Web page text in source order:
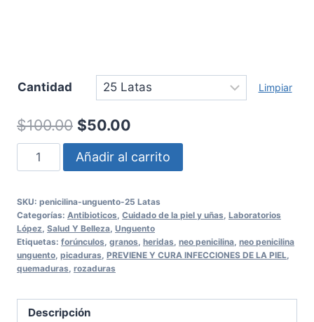
Cantidad Limpiar
$100.00 El
precio
original
era:
$100.00.
$50.00
precio
actual
es:
$50.00.
PENICILINA
UNGUENTO
Añadir al carrito
SKU: penicilina-unguento-25 Latas
Categorías: Antibioticos Cuidado de la piel y uñas Laboratorios
López Salud Y Belleza Unguento
Etiquetas: forúnculos granos heridas neo penicilina neo penicilina
unguento picaduras PREVIENE Y CURA INFECCIONES DE LA PIEL
quemaduras rozaduras
Descripción